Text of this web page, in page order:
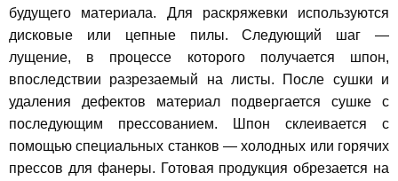
будущего материала. Для раскряжевки используются
дисковые или цепные пилы. Следующий шаг —
лущение, в процессе которого получается шпон,
впоследствии разрезаемый на листы. После сушки и
удаления дефектов материал подвергается сушке с
последующим прессованием. Шпон склеивается с
помощью специальных станков — холодных или горячих
прессов для фанеры. Готовая продукция обрезается на